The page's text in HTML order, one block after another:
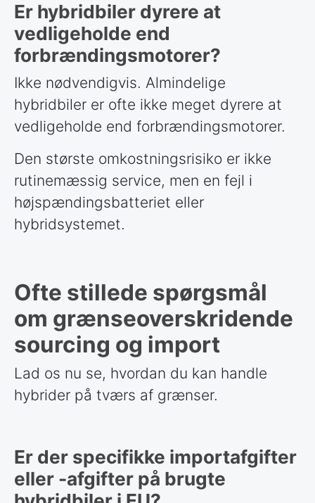
Er hybridbiler dyrere at
vedligeholde end
forbrændingsmotorer?
Ikke nødvendigvis. Almindelige
hybridbiler er ofte ikke meget dyrere at
vedligeholde end forbrændingsmotorer.
Den største omkostningsrisiko er ikke
rutinemæssig service, men en fejl i
højspændingsbatteriet eller
hybridsystemet.
Ofte stillede spørgsmål
om grænseoverskridende
sourcing og import
Lad os nu se, hvordan du kan handle
hybrider på tværs af grænser.
Er der specifikke importafgifter
eller -afgifter på brugte